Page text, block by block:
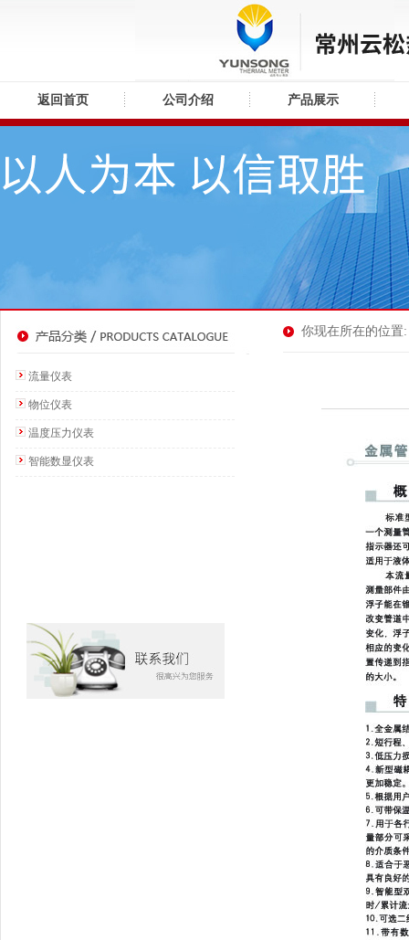
返回首页 公司介绍 产品展示
流量仪表
物位仪表
温度压力仪表
智能数显仪表
你现在所在的位置